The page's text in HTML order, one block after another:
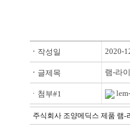
ㆍ 작성일 2020-
ㆍ 글제목 램-라
ㆍ첨부#1
주식회사 조양메딕스 제품 램-